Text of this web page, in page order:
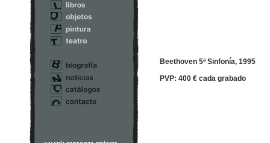
Beethoven 5ª Sinfonía, 1995
PVP: 400 € cada grabado